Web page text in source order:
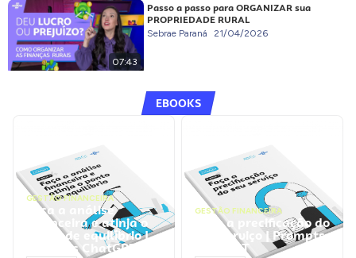
07:43
Passo a passo para ORGANIZAR sua
PROPRIEDADE RURAL
Sebrae Paraná 21/04/2026
EBOOKS
GESTÃO FINANCEIRA
Faça a análise
financeira e atinja o
ponto de equilíbrio |
Prompts ChatGPT
GESTÃO FINANCEIRA
Faça a precificação do
seu serviço | Prompts
ChatGPT